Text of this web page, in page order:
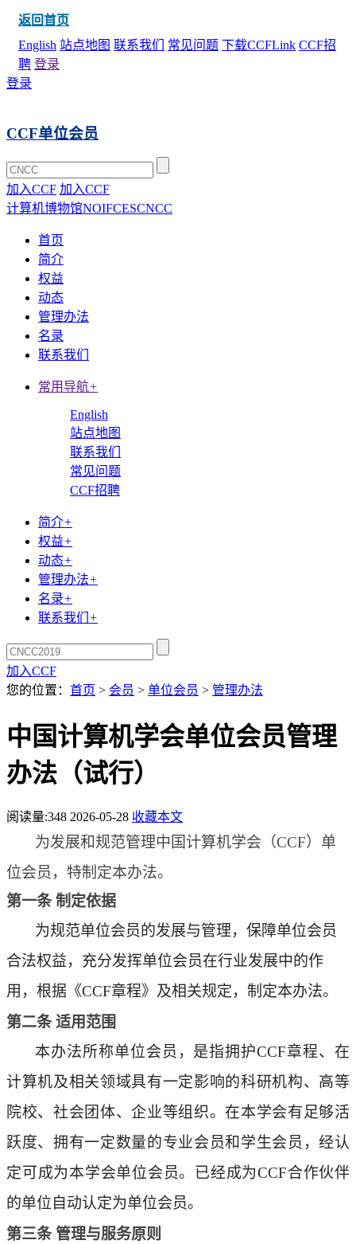
返回首页
English 站点地图 联系我们 常见问题 下载CCFLink CCF招
聘 登录
登录
CCF单位会员
加入CCF 加入CCF
计算机博物馆NOIFCESCNCC
首页
简介
权益
动态
管理办法
名录
联系我们
常用导航+
English
站点地图
联系我们
常见问题
CCF招聘
简介+
权益+
动态+
管理办法+
名录+
联系我们 +
加入CCF
您的位置： 首页 > 会员 > 单位会员 > 管理办法
中国计算机学会单位会员管理
办法（试行）
阅读量:348 2026-05-28 收藏本文
为发展和规范管理中国计算机学会（CCF） 单
位会员，特制定本办法。
第一条 制定依据
为规范单位会员的发展与管理，保障单位会员
合法权益，充分发挥单位会员在行业发展中的作
用，根据《CCF章程》及相关规定，制定本办法。
第二条 适用范围
本办法所称单位会员，是指拥护CCF章程、在
计算机及相关领域具有一定影响的科研机构、高等
院校、社会团体、企业等组织。在本学会有足够活
跃度、拥有一定数量的专业会员和学生会员，经认
定可成为本学会单位会员。 已经成为CCF合作伙伴
的单位自动认定为单位会员。
第三条 管理与服务原则